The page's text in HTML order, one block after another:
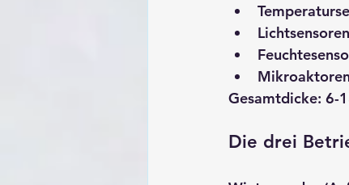
Gesamtdicke: 6-
Die drei